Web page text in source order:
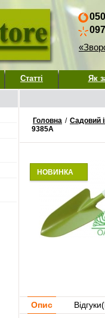
Статті Як
Головна / Садовий
9385A
НОВИНКА
Опис Відгуки(